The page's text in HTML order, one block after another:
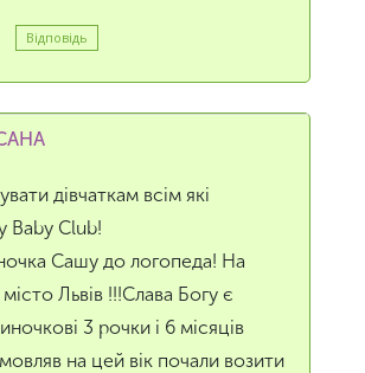
Відповідь
дівчаткам всім які
Baby Club!
Сашу до логопеда! На
Львів !!!Слава Богу є
3 рочки і 6 місяців
на цей вік почали возити